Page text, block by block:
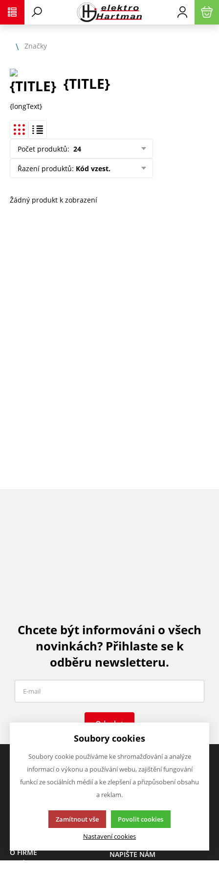
Značky
{TITLE}
{longText}
Počet produktů: 24
Řazení produktů: Kód vzest.
Žádný produkt k zobrazení
Chcete být informováni o všech
novinkách? Přihlaste se k
odběru newsletteru.
Odeslat
VŠE O NÁKUPU
Vrácení zboží
Zásady zpracování osobních
VÝHODY A SLEVY
Zboží v akci
Zboží výprodej
O FIRMĚ
O nás
NAPIŠTE NÁM
Soubory cookies
Soubory cookie používáme ke shromažďování a analýze
informací o výkonu a používání webu, zajištění fungování
funkcí ze sociálních médií a ke zlepšení a přizpůsobení obsahu
a reklam.
Zamítnout vše Povolit cookies
Nastavení cookies